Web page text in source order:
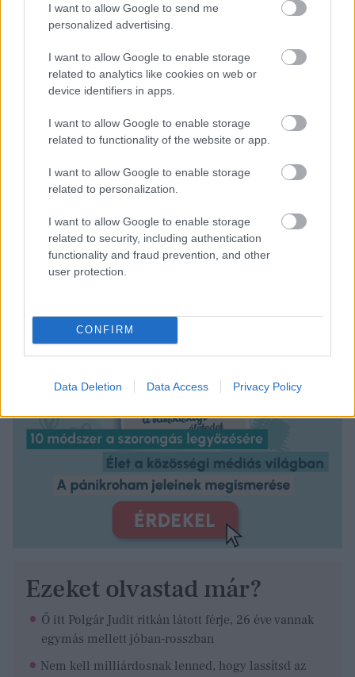
I want to allow Google to send me
personalized advertising.
I want to allow Google to enable storage
related to analytics like cookies on web or
device identifiers in apps.
I want to allow Google to enable storage
related to functionality of the website or app.
I want to allow Google to enable storage
related to personalization.
I want to allow Google to enable storage
related to security, including authentication
functionality and fraud prevention, and other
user protection.
CONFIRM
Data Deletion Data Access Privacy Policy
A GLAMOUR elengedhetetlennek tartja, hogy
leszögezze: a női test felszabadításának
legfontosabb szempontja nem a szexualizáció,
éppen ellenkezőleg. A női test rejtegetésére
pontosan azért nincs szükség, mert az sokkal több
Forrás:people.com
Ezeket olvastad már?
Ő itt Polgár Judit ritkán látott férje, 26 éve vannak
egymás mellett jóban-rosszban
Nem kell milliárdosnak lenned, hogy lassítsd az